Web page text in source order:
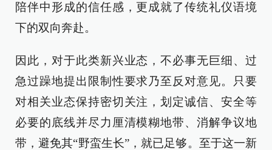
陪伴中形成的信任感，更成就了传统礼仪语境
下的双向奔赴。
因此，对于此类新兴业态，不必事无巨细、过
急过躁地提出限制性要求乃至反对意见。只要
对相关业态保持密切关注，划定诚信、安全等
必要的底线并尽力厘清模糊地带、消解争议地
带，避免其“野蛮生长”，就已足够。至于这一新